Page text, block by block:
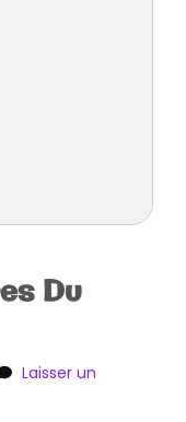
Du
Laisser un